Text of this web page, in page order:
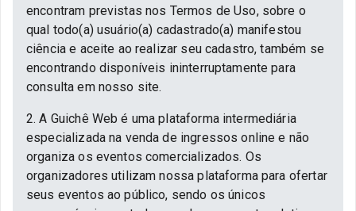
encontram previstas nos Termos de Uso, sobre o
qual todo(a) usuário(a) cadastrado(a) manifestou
ciência e aceite ao realizar seu cadastro, também se
encontrando disponíveis ininterruptamente para
consulta em nosso site.
2. A Guichê Web é uma plataforma intermediária
especializada na venda de ingressos online e não
organiza os eventos comercializados. Os
organizadores utilizam nossa plataforma para ofertar
seus eventos ao público, sendo os únicos